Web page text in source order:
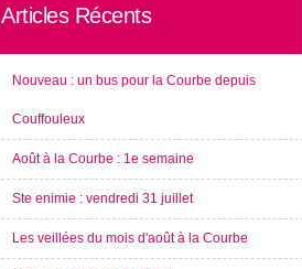
Articles Récents
Nouveau : un bus pour la Courbe depuis
Couffouleux
Août à la Courbe : 1e semaine
Ste enimie : vendredi 31 juillet
Les veillées du mois d'août à la Courbe